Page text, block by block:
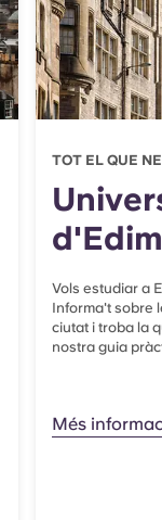
TOT EL QUE
Vols estudiar a
Informa't sobre
ciutat i troba la
nostra guia
Més